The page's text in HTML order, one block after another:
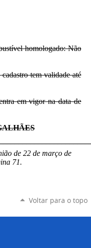
homologado: Não
tem validade até
em vigor na data de
de 22 de março de
71.
Voltar para o topo